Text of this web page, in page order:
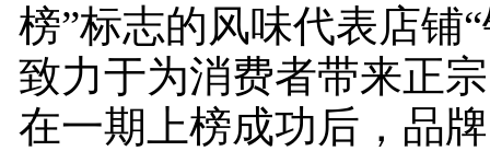
榜”标志的风味代表店铺
致力于为消费者带来正
在一期上榜成功后，品